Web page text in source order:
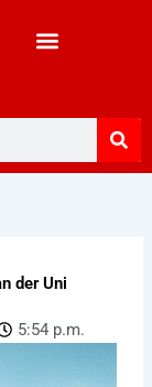
der Uni
5:54 p.m.